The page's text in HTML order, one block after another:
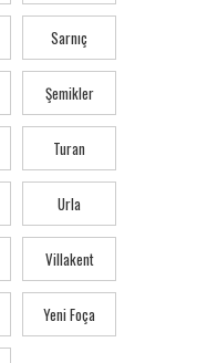
Sarnıç
Şemikler
Turan
Urla
Villakent
Yeni Foça